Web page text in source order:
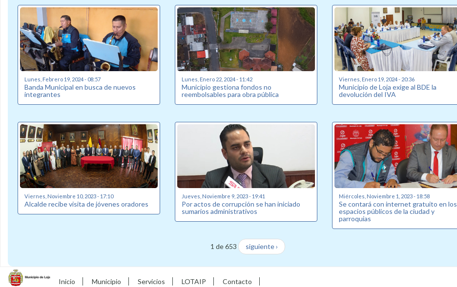
Lunes, Febrero 19, 2024 - 08:57
Banda Municipal en busca de nuevos
integrantes
Lunes, Enero 22, 2024 - 11:42
Municipio gestiona fondos no
reembolsables para obra pública
Viernes, Enero 19, 2024 - 20:36
Municipio de Loja exige al BDE la
devolución del IVA
Viernes, Noviembre 10, 2023 - 17:10
Alcalde recibe visita de jóvenes oradores
Jueves, Noviembre 9, 2023 - 19:41
Por actos de corrupción se han iniciado
sumarios administrativos
Miércoles, Noviembre 1, 2023 - 18:58
Se contará con internet gratuito en los
espacios públicos de la ciudad y
parroquias
1 de 653 siguiente ›
Inicio Municipio Servicios LOTAIP Contacto